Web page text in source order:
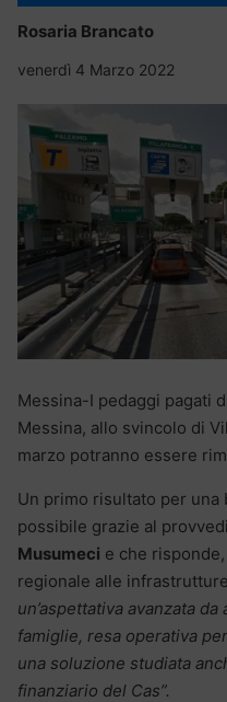
Rosaria Brancato
venerdì 4 Marzo 2022
Messina-I pedaggi pagati
Messina, allo svincolo di
marzo potranno essere
Un primo risultato per una
possibile grazie al
Musumeci e che
regionale alle infrastrutture
un’aspettativa avanzata
famiglie, resa operativa
una soluzione studiata
finanziario del Cas”.